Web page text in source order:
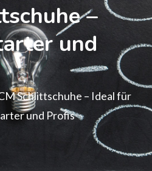
–
und
Schlittschuhe – Ideal für
und Profis